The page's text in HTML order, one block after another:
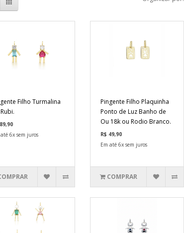
Filho Turmalina
6x sem juros
Pingente Filho Plaquinha
Ponto de Luz Banho de
Ou 18k ou Rodio Branco.
R$ 49,90
Em até 6x sem juros
COMPRAR